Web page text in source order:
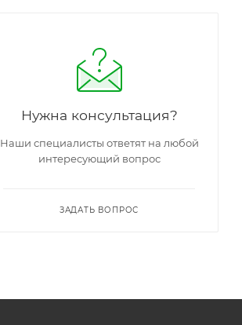
Нужна консультация?
Наши специалисты ответят на любой
интересующий вопрос
ЗАДАТЬ ВОПРОС